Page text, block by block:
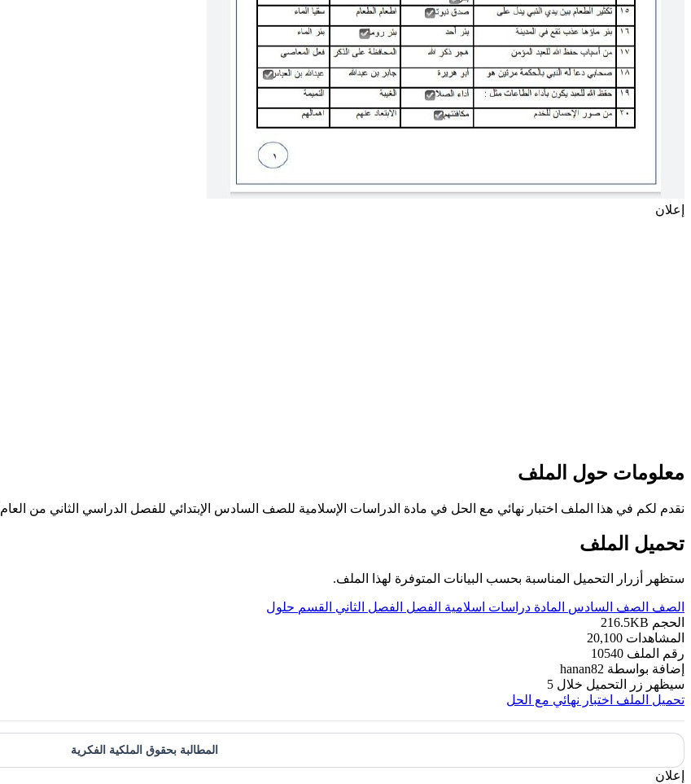
إعلان
معلومات حول الملف
نقدم لكم في هذا الملف اختبار نهائي مع الحل في مادة الدراسات الإسلامية للصف السادس الإبتدائي للفصل الدراسي الثاني من العام 1443 هـ
تحميل الملف
ستظهر أزرار التحميل المناسبة بحسب البيانات المتوفرة لهذا الملف.
الصف الصف السادس المادة دراسات اسلامية الفصل الفصل الثاني القسم حلول
الحجم 216.5KB
المشاهدات 20,100
رقم الملف 10540
إضافة بواسطة hanan82
سيظهر زر التحميل خلال 5
تحميل الملف اختبار نهائي مع الحل
المطالبة بحقوق الملكية الفكرية
إعلان